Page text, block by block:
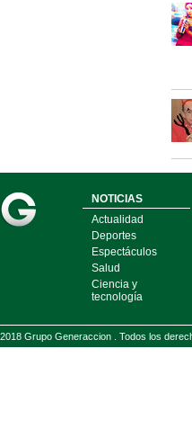
NOTICIAS
Actualidad
Deportes
Espectáculos
Salud
Ciencia y
tecnología
2018 Grupo Generaccion . Todos los